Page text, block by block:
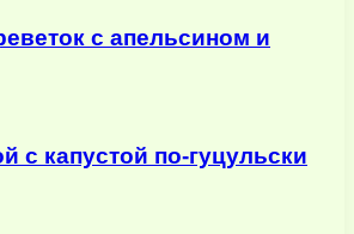
с апельсином и
с капустой по-гуцульски